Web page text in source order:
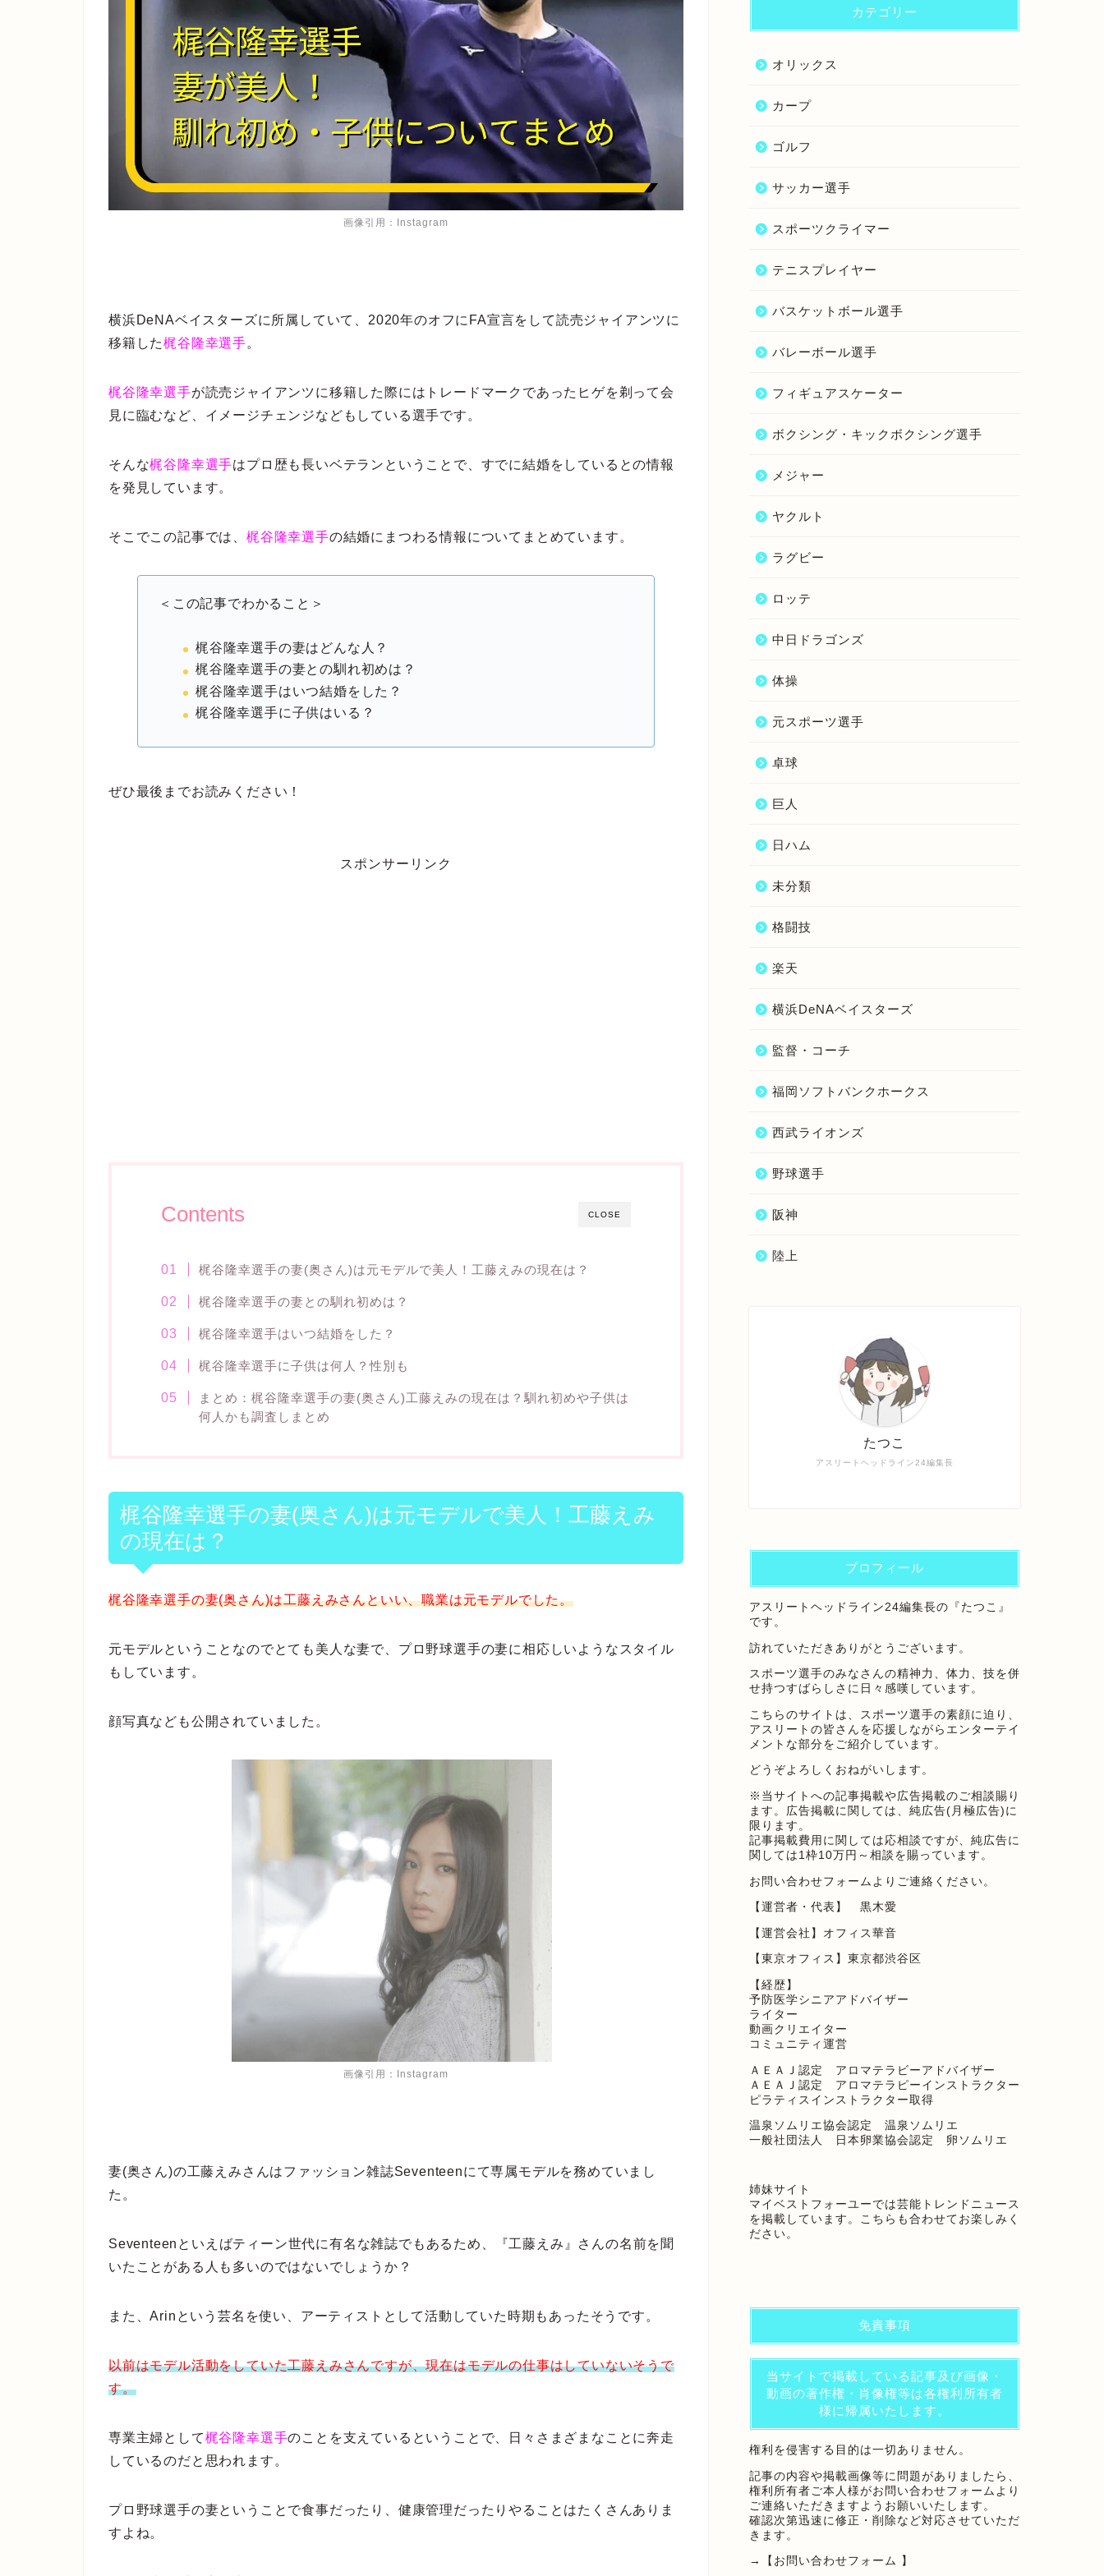
画像引用：Instagram
横浜DeNAベイスターズに所属していて、2020年のオフにFA宣言をして読売ジャイアンツに
移籍した梶谷隆幸選手。
梶谷隆幸選手が読売ジャイアンツに移籍した際にはトレードマークであったヒゲを剃って会
見に臨むなど、イメージチェンジなどもしている選手です。
そんな梶谷隆幸選手はプロ歴も長いベテランということで、すでに結婚をしているとの情報
を発見しています。
そこでこの記事では、 梶谷隆幸選手の結婚にまつわる情報についてまとめています。
＜この記事でわかること＞
梶谷隆幸選手の妻はどんな人？
梶谷隆幸選手の妻との馴れ初めは？
梶谷隆幸選手はいつ結婚をした？
梶谷隆幸選手に子供はいる？
ぜひ最後までお読みください！
スポンサーリンク
CLOSE
Contents
梶谷隆幸選手の妻(奥さん)は元モデルで美人！工藤えみの現在は？
梶谷隆幸選手の妻との馴れ初めは？
梶谷隆幸選手はいつ結婚をした？
梶谷隆幸選手に子供は何人？性別も
まとめ：梶谷隆幸選手の妻(奥さん)工藤えみの現在は？馴れ初めや子供は
何人かも調査しまとめ
梶谷隆幸選手の妻(奥さん)は元モデルで美人！工藤えみ
の現在は？
梶谷隆幸選手の妻(奥さん)は工藤えみさんといい、職業は元モデルでした。
元モデルということなのでとても美人な妻で、プロ野球選手の妻に相応しいようなスタイル
もしています。
顔写真なども公開されていました。
画像引用：Instagram
妻(奥さん)の工藤えみさんはファッション雑誌Seventeenにて専属モデルを務めていまし
た。
Seventeenといえばティーン世代に有名な雑誌でもあるため、『工藤えみ』さんの名前を聞
いたことがある人も多いのではないでしょうか？
また、Arinという芸名を使い、アーティストとして活動していた時期もあったそうです。
以前はモデル活動をしていた工藤えみさんですが、現在はモデルの仕事はしていないそうで
す。
専業主婦として梶谷隆幸選手のことを支えているということで、日々さまざまなことに奔走
しているのだと思われます。
プロ野球選手の妻ということで食事だったり、健康管理だったりやることはたくさんありま
すよね。
カテゴリー
オリックス
カープ
ゴルフ
サッカー選手
スポーツクライマー
テニスプレイヤー
バスケットボール選手
バレーボール選手
フィギュアスケーター
ボクシング・キックボクシング選手
メジャー
ヤクルト
ラグビー
ロッテ
中日ドラゴンズ
体操
元スポーツ選手
卓球
巨人
日ハム
未分類
格闘技
楽天
横浜DeNAベイスターズ
監督・コーチ
福岡ソフトバンクホークス
西武ライオンズ
野球選手
阪神
陸上
アスリートヘッドライン24編集長
たつこ
プロフィール
アスリートヘッドライン24編集長の『たつこ』
です。
訪れていただきありがとうございます。
スポーツ選手のみなさんの精神力、体力、技を併
せ持つすばらしさに日々感嘆しています。
こちらのサイトは、スポーツ選手の素顔に迫り、
アスリートの皆さんを応援しながらエンターテイ
メントな部分をご紹介しています。
どうぞよろしくおねがいします。
※当サイトへの記事掲載や広告掲載のご相談賜り
ます。広告掲載に関しては、純広告(月極広告)に
限ります。
記事掲載費用に関しては応相談ですが、純広告に
関しては1枠10万円～相談を賜っています。
お問い合わせフォーム よりご連絡ください。
【運営者・代表】 黒木愛
【運営会社】オフィス華音
【東京オフィス】東京都渋谷区
【経歴】
予防医学シニアアドバイザー
ライター
動画クリエイター
コミュニティ運営
ＡＥＡＪ認定 アロマテラビーアドバイザー
ＡＥＡＪ認定 アロマテラピーインストラクター
ピラティスインストラクター取得
温泉ソムリエ協会認定 温泉ソムリエ
一般社団法人 日本卵業協会認定 卵ソムリエ
姉妹サイト
マイベストフォーユー では芸能トレンドニュース
を掲載しています。こちらも合わせてお楽しみく
ださい。
免責事項
当サイトで掲載している記事及び画像・
動画の著作権・肖像権等は各権利所有者
様に帰属いたします。
権利を侵害する目的は一切ありません。
記事の内容や掲載画像等に問題がありましたら、
権利所有者ご本人様がお問い合わせフォームより
ご連絡いただきますようお願いいたします。
確認次第迅速に修正・削除など対応させていただ
きます。
→ 【お問い合わせフォーム 】